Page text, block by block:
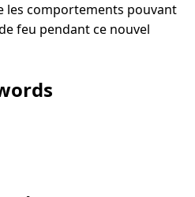
les comportements pouvant
feu pendant ce nouvel